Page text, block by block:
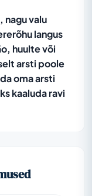
valu
langus
huulte või
arsti poole
oma arsti
kaaluda ravi